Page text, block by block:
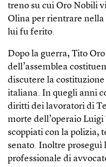
treno su cui Oro Nobili
Olina per rientrare
lui fu ferito.
Dopo la guerra, Tito
dell’assemblea
discutere la
italiana. In quegli anni
diritti dei lavoratori di
morte dell’operaio
scoppiati con la polizia,
senato. Inoltre proseguì
professionale di